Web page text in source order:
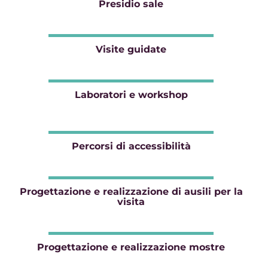
Presidio sale
Visite guidate
Laboratori e workshop
Percorsi di accessibilità
Progettazione e realizzazione di ausili per la
visita
Progettazione e realizzazione mostre